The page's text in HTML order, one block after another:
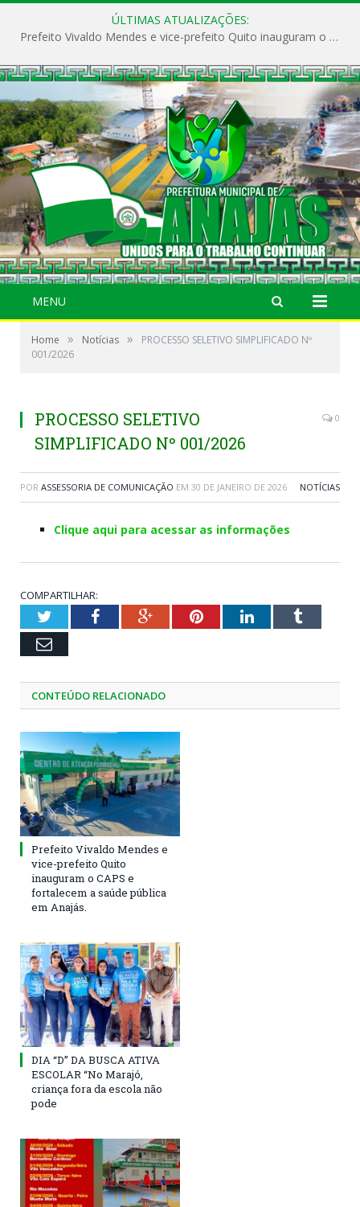
ÚLTIMAS ATUALIZAÇÕES:
Prefeito Vivaldo Mendes e vice-prefeito Quito inauguram o CAPS e fortalecem a saúde pública em Anajás.
MENU
Home » Notícias »
PROCESSO SELETIVO SIMPLIFICADO Nº
001/2026
PROCESSO SELETIVO
SIMPLIFICADO Nº 001/2026
0
POR ASSESSORIA DE COMUNICAÇÃO EM 30 DE JANEIRO DE 2026 NOTÍCIAS
Clique aqui para acessar as informações
COMPARTILHAR:
TwitterFacebookGoogle+PinterestLinkedInTumblr
Email
CONTEÚDO RELACIONADO
Prefeito Vivaldo Mendes e
vice-prefeito Quito
inauguram o CAPS e
fortalecem a saúde pública
em Anajás.
DIA “D” DA BUSCA ATIVA
ESCOLAR “No Marajó,
criança fora da escola não
pode